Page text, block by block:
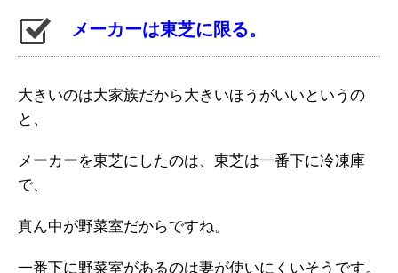
メーカーは東芝に限る。
大きいのは大家族だから大きいほうがいいというの
と、
メーカーを東芝にしたのは、東芝は一番下に冷凍庫
で、
真ん中が野菜室だからですね。
一番下に野菜室があるのは妻が使いにくいそうです。